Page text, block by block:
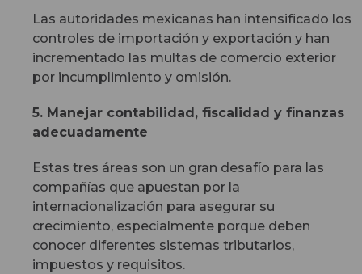
Las autoridades mexicanas han intensificado los
controles de importación y exportación y han
incrementado las multas de comercio exterior
por incumplimiento y omisión.
5. Manejar contabilidad, fiscalidad y finanzas
adecuadamente
Estas tres áreas son un gran desafío para las
compañías que apuestan por la
internacionalización para asegurar su
crecimiento, especialmente porque deben
conocer diferentes sistemas tributarios,
impuestos y requisitos.